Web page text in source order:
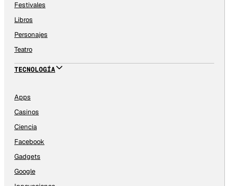
Festivales
Libros
Personajes
Teatro
TECNOLOGÍA
Apps
Casinos
Ciencia
Facebook
Gadgets
Google